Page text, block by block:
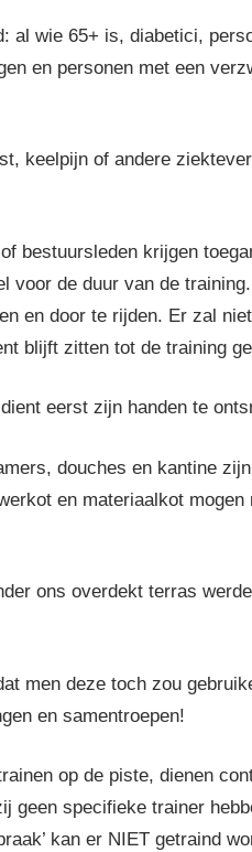
al wie 65+ is, diabetici,
en personen met een
keelpijn of andere
bestuursleden krijgen
voor de duur van de
en door te rijden. Er zal
blijft zitten tot de training
eerst zijn handen te
douches en kantine
en materiaalkot mogen
ons overdekt terras
men deze toch zou
en samentroepen!
op de piste, dienen
geen specifieke trainer
kan er NIET getraind